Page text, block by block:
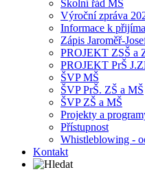
Školní řád MŠ
Výroční zpráva
Informace k
Zápis Jaroměř-
PROJEKT ZSŠ a
PROJEKT PrŠ
ŠVP MŠ
ŠVP PrŠ. ZŠ a MŠ
ŠVP ZŠ a MŠ
Projekty a
Přístupnost
Whistleblowing -
Kontakt